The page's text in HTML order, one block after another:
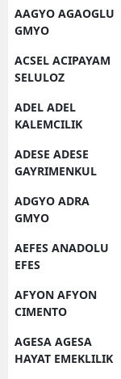
AAGYO AGAOGLU
GMYO
ACSEL ACIPAYAM
SELULOZ
ADEL ADEL
KALEMCILIK
ADESE ADESE
GAYRIMENKUL
ADGYO ADRA
GMYO
AEFES ANADOLU
EFES
AFYON AFYON
CIMENTO
AGESA AGESA
HAYAT EMEKLILIK